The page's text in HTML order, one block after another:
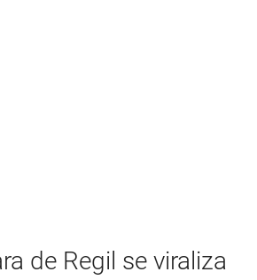
de Regil se viraliza